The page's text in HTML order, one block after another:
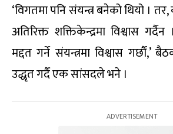
‘विगतमा पनि संयन्त्र बनेको थियो ।
अतिरिक्त शक्तिकेन्द्रमा विश्वास
मद्दत गर्ने संयन्त्रमा विश्वास गर्छौं,’
उद्धृत गर्दै एक सांसदले भने ।